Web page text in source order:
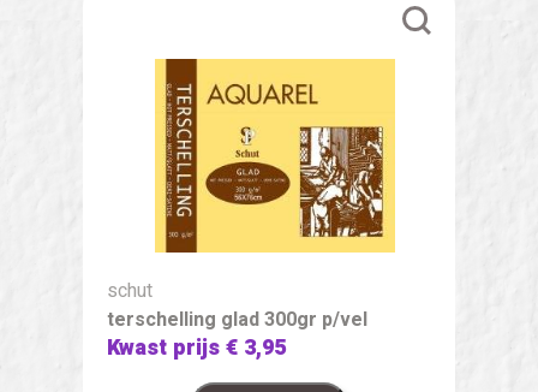
schut
terschelling glad 300gr p/vel
Kwast prijs€ 3,95